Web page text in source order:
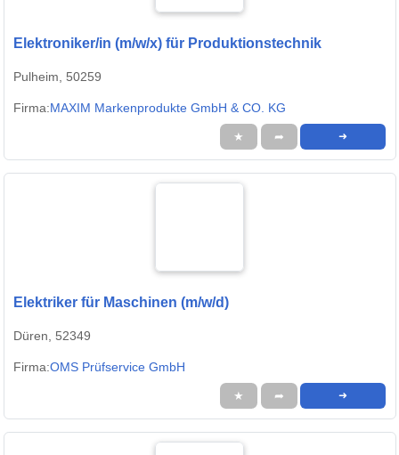
Elektroniker/in (m/w/x) für Produktionstechnik
Pulheim, 50259
Firma:MAXIM Markenprodukte GmbH & CO. KG
★ ➦ ➜
Elektriker für Maschinen (m/w/d)
Düren, 52349
Firma:OMS Prüfservice GmbH
★ ➦ ➜